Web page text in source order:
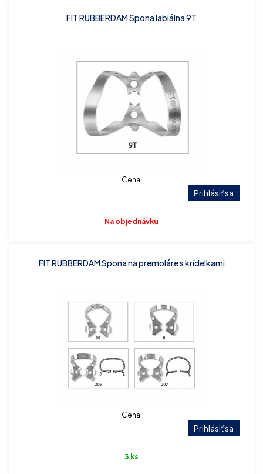
FIT RUBBERDAM Spona labiálna 9T
Cena:
Prihlásiť sa
Na objednávku
FIT RUBBERDAM Spona na premoláre s krídelkami
Cena:
Prihlásiť sa
3 ks